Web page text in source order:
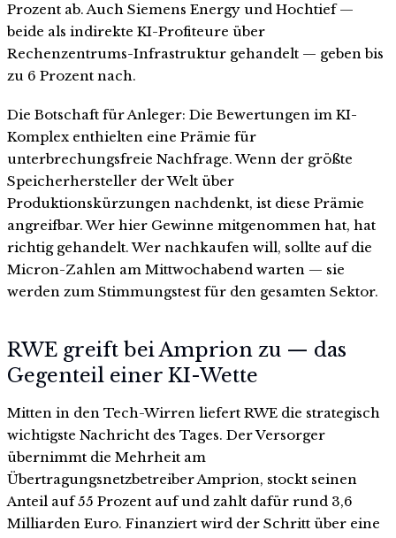
Prozent ab. Auch Siemens Energy und Hochtief —
beide als indirekte KI-Profiteure über
Rechenzentrums-Infrastruktur gehandelt — geben bis
zu 6 Prozent nach.
Die Botschaft für Anleger: Die Bewertungen im KI-
Komplex enthielten eine Prämie für
unterbrechungsfreie Nachfrage. Wenn der größte
Speicherhersteller der Welt über
Produktionskürzungen nachdenkt, ist diese Prämie
angreifbar. Wer hier Gewinne mitgenommen hat, hat
richtig gehandelt. Wer nachkaufen will, sollte auf die
Micron-Zahlen am Mittwochabend warten — sie
werden zum Stimmungstest für den gesamten Sektor.
RWE greift bei Amprion zu — das
Gegenteil einer KI-Wette
Mitten in den Tech-Wirren liefert RWE die strategisch
wichtigste Nachricht des Tages. Der Versorger
übernimmt die Mehrheit am
Übertragungsnetzbetreiber Amprion, stockt seinen
Anteil auf 55 Prozent auf und zahlt dafür rund 3,6
Milliarden Euro. Finanziert wird der Schritt über eine